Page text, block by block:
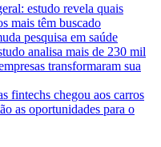
estudo revela quais
mais têm buscado
pesquisa em saúde
analisa mais de 230 mil
transformaram sua
fintechs chegou aos carros
as oportunidades para o